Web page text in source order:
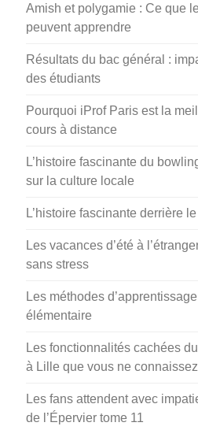
Amish et polygamie : Ce que
peuvent apprendre
Résultats du bac général :
des étudiants
Pourquoi iProf Paris est la
cours à distance
L’histoire fascinante du
sur la culture locale
L’histoire fascinante derrière
Les vacances d’été à
sans stress
Les méthodes
élémentaire
Les fonctionnalités cachées
à Lille que vous ne
Les fans attendent avec
de l’Épervier tome 11